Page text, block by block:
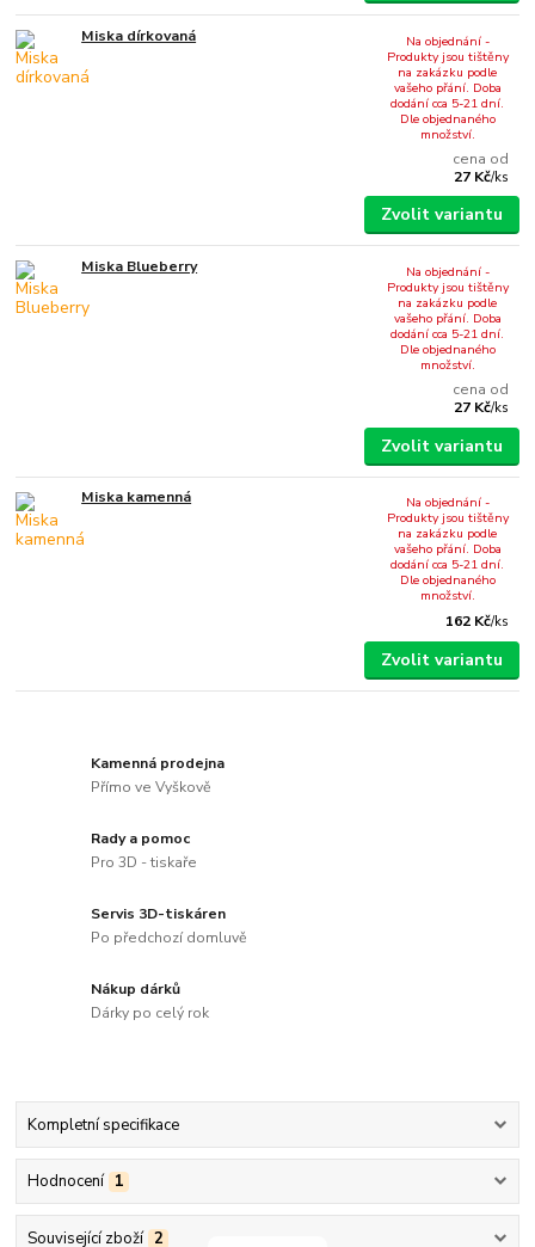
Miska dírkovaná
cena od
27 Kč/ks
Na objednání -
Produkty jsou tištěny
na zakázku podle
vašeho přání. Doba
dodání cca 5-21 dní.
Dle objednaného
množství.
Zvolit variantu
Miska Blueberry
cena od
27 Kč/ks
Na objednání -
Produkty jsou tištěny
na zakázku podle
vašeho přání. Doba
dodání cca 5-21 dní.
Dle objednaného
množství.
Zvolit variantu
Miska kamenná
162 Kč/ks
Na objednání -
Produkty jsou tištěny
na zakázku podle
vašeho přání. Doba
dodání cca 5-21 dní.
Dle objednaného
množství.
Zvolit variantu
Kamenná prodejna
Přímo ve Vyškově
Rady a pomoc
Pro 3D - tiskaře
Servis 3D-tiskáren
Po předchozí domluvě
Nákup dárků
Dárky po celý rok
Kompletní specifikace
Hodnocení 1
Související zboží 2